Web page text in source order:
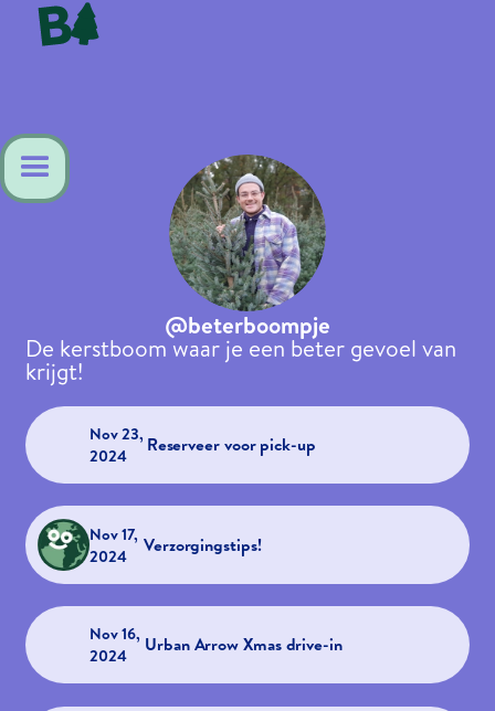
@beterboompje
De kerstboom waar je een beter gevoel van
krijgt!
Nov 23,
2024
Reserveer voor pick-up
Nov 17,
2024
Verzorgingstips!
Nov 16,
2024
Urban Arrow Xmas drive-in